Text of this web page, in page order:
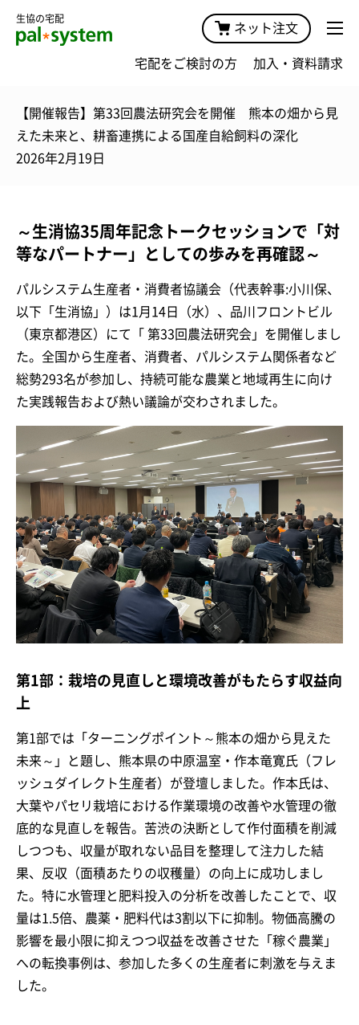
生協の宅配
ネット注文
宅配をご検討の方 加入・資料請求
【開催報告】第33回農法研究会を開催 熊本の畑から見
えた未来と、耕畜連携による国産自給飼料の深化
2026年2月19日
～生消協35周年記念トークセッションで「対
等なパートナー」としての歩みを再確認～
パルシステム生産者・消費者協議会（代表幹事:小川保、
以下「生消協」）は1月14日（水）、品川フロントビル
（東京都港区）にて「 第33回農法研究会」を開催しまし
た。全国から生産者、消費者、パルシステム関係者など
総勢293名が参加し、持続可能な農業と地域再生に向け
た実践報告および熱い議論が交わされました。
第1部：栽培の見直しと環境改善がもたらす収益向
上
第1部では「ターニングポイント～熊本の畑から見えた
未来～」と題し、熊本県の中原温室・作本竜寛氏（フレ
ッシュダイレクト生産者）が登壇しました。作本氏は、
大葉やパセリ栽培における作業環境の改善や水管理の徹
底的な見直しを報告。苦渋の決断として作付面積を削減
しつつも、収量が取れない品目を整理して注力した結
果、反収（面積あたりの収穫量）の向上に成功しまし
た。特に水管理と肥料投入の分析を改善したことで、収
量は1.5倍、農薬・肥料代は3割以下に抑制。物価高騰の
影響を最小限に抑えつつ収益を改善させた「稼ぐ農業」
への転換事例は、参加した多くの生産者に刺激を与えま
した。